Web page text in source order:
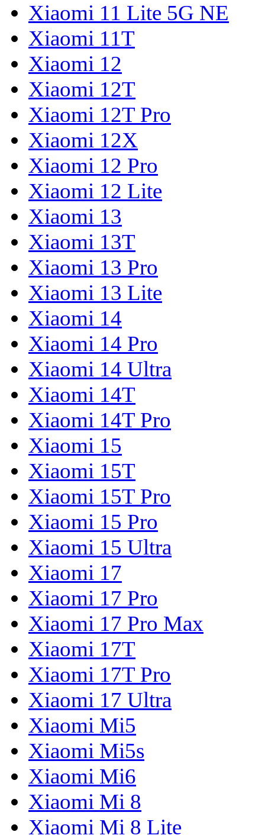
Xiaomi 11 Lite 5G NE
Xiaomi 11T
Xiaomi 12
Xiaomi 12T
Xiaomi 12T Pro
Xiaomi 12X
Xiaomi 12 Pro
Xiaomi 12 Lite
Xiaomi 13
Xiaomi 13T
Xiaomi 13 Pro
Xiaomi 13 Lite
Xiaomi 14
Xiaomi 14 Pro
Xiaomi 14 Ultra
Xiaomi 14T
Xiaomi 14T Pro
Xiaomi 15
Xiaomi 15T
Xiaomi 15T Pro
Xiaomi 15 Pro
Xiaomi 15 Ultra
Xiaomi 17
Xiaomi 17 Pro
Xiaomi 17 Pro Max
Xiaomi 17T
Xiaomi 17T Pro
Xiaomi 17 Ultra
Xiaomi Mi5
Xiaomi Mi5s
Xiaomi Mi6
Xiaomi Mi 8
Xiaomi Mi 8 Lite